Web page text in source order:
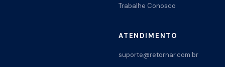
Trabalhe Conosco
ATENDIMENTO
suporte@retornar.com.br